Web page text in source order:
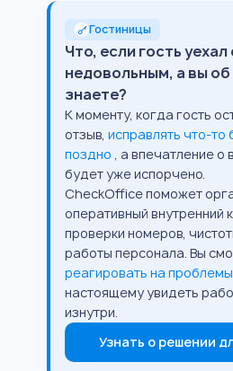
Гостиницы
Что, если гость уехал
недовольным, а вы
знаете?
К моменту, когда гость
отзыв, исправлять что-то
поздно , а впечатление о
будет уже испорчено.
CheckOffice поможет
оперативный внутренний
проверки номеров,
работы персонала. Вы
реагировать на проблемы
настоящему увидеть
изнутри.
Узнать о решении